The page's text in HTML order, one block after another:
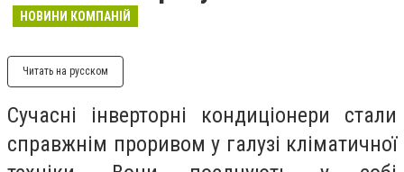
НОВИНИ КОМПАНІЙ
Читать на русском
Сучасні інверторні кондиціонери стали
справжнім проривом у галузі кліматичної